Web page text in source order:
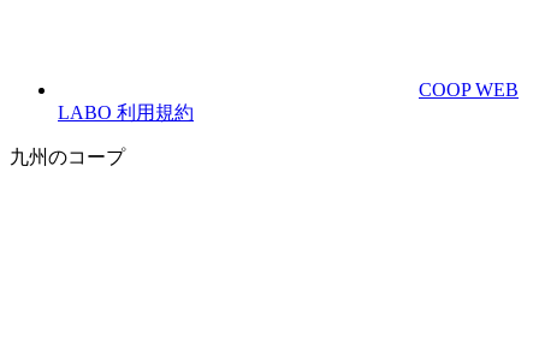
COOP WEB
LABO 利用規約
九州のコープ